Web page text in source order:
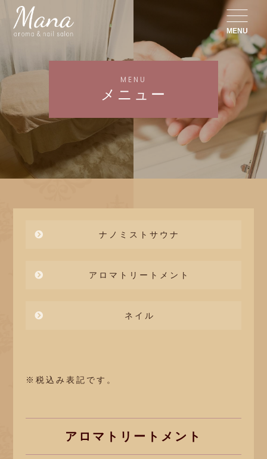
MENU
MENU
メニュー
ナノミストサウナ
アロマトリートメント
ネイル
※税込み表記です。
アロマトリートメント